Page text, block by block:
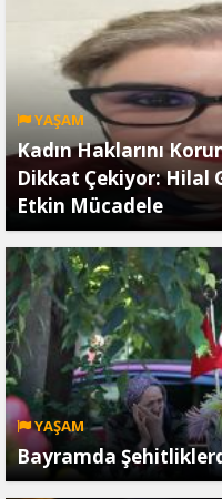
YAŞAM
Kadın Haklarını
Dikkat Çekiyor: Hilal
Etkin Mücadele
YAŞAM
Bayramda